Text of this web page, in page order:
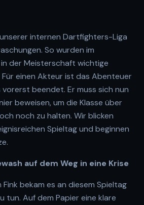
internen Dartfighters-Liga
So wurden im
der Meisterschaft wichtige
einen Akteur ist das Abenteuer
beendet. Er muss sich nun
beweisen, um die Klasse über
noch zu halten. Wir blicken
Spieltag und beginnen
auf dem Weg in eine Krise
bekam es an diesem Spieltag
tun. Auf dem Papier eine klare